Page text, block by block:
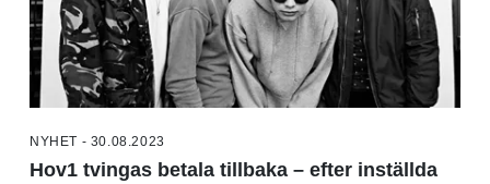
NYHET - 30.08.2023
Hov1 tvingas betala tillbaka – efter inställda